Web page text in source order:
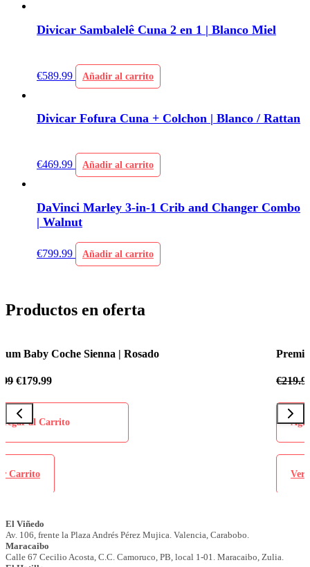
Divicar Sambalelê Cuna 2 en 1 | Blanco Miel
€589.99 Añadir al carrito
Divicar Fofura Cuna + Colchon | Blanco / Rattan
€469.99 Añadir al carrito
DaVinci Marley 3-in-1 Crib and Changer Combo
| Walnut
€799.99 Añadir al carrito
Productos en oferta
Premium Baby Coche Sienna | Azul Celeste